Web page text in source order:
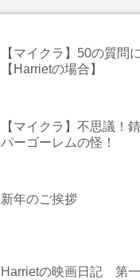
【マイクラ】50の質問
【Harrietの場合】
【マイクラ】不思議！
パーゴーレムの怪！
新年のご挨拶
Harrietの映画日記 第